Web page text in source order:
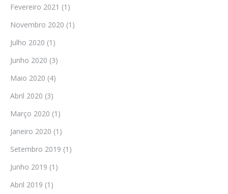
Fevereiro 2021 (1)
Novembro 2020 (1)
Julho 2020 (1)
Junho 2020 (3)
Maio 2020 (4)
Abril 2020 (3)
Março 2020 (1)
Janeiro 2020 (1)
Setembro 2019 (1)
Junho 2019 (1)
Abril 2019 (1)